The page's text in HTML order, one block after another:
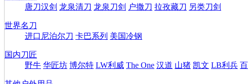
唐刀汉剑 龙泉清刀 龙泉刀剑 户撒刀 拉孜藏刀 另类刀剑
世界名刀
进口尼泊尔刀 卡巴系列 美国冷钢
国内刀匠
野牛 华匠坊 博尔特 LW利威 The One 汉道 山猪 凯文 LB利兵